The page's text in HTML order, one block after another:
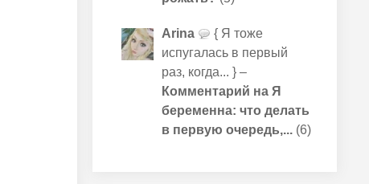
Arina
{ Я тоже
испугалась в первый
раз, когда... } –
Комментарий на Я
беременна: что делать
в первую очередь,...(6)